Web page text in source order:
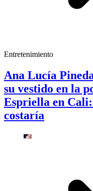
Entretenimiento
Ana Lucía
su vestido en la
Espriella en
costaría